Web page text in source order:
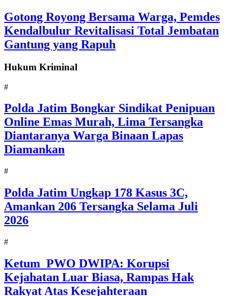
Gotong Royong Bersama Warga, Pemdes
Kendalbulur Revitalisasi Total Jembatan
Gantung yang Rapuh
Hukum Kriminal
#
Polda Jatim Bongkar Sindikat Penipuan
Online Emas Murah, Lima Tersangka
Diantaranya Warga Binaan Lapas
Diamankan
#
Polda Jatim Ungkap 178 Kasus 3C,
Amankan 206 Tersangka Selama Juli
2026
#
Ketum PWO DWIPA: Korupsi
Kejahatan Luar Biasa, Rampas Hak
Rakyat Atas Kesejahteraan